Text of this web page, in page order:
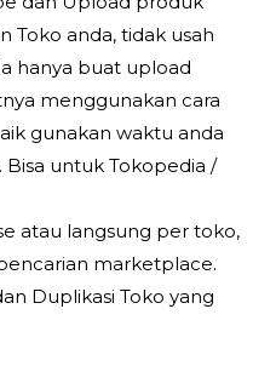
Toko anda, tidak usah
hanya buat upload
menggunakan cara
gunakan waktu anda
untuk Tokopedia /
atau langsung per toko,
marketplace.
Duplikasi Toko yang